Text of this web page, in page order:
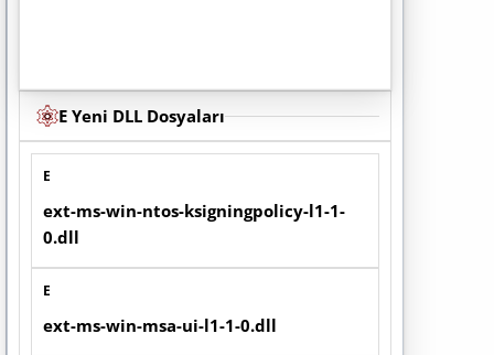
E Yeni DLL Dosyaları
E
ext-ms-win-ntos-ksigningpolicy-l1-1-
0.dll
E
ext-ms-win-msa-ui-l1-1-0.dll